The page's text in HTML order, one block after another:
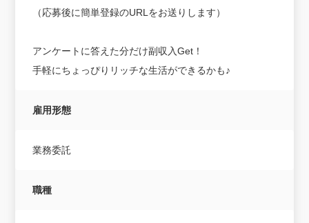
（応募後に簡単登録のURLをお送りします）
アンケートに答えた分だけ副収入Get！
手軽にちょっぴりリッチな生活ができるかも♪
雇用形態
業務委託
職種